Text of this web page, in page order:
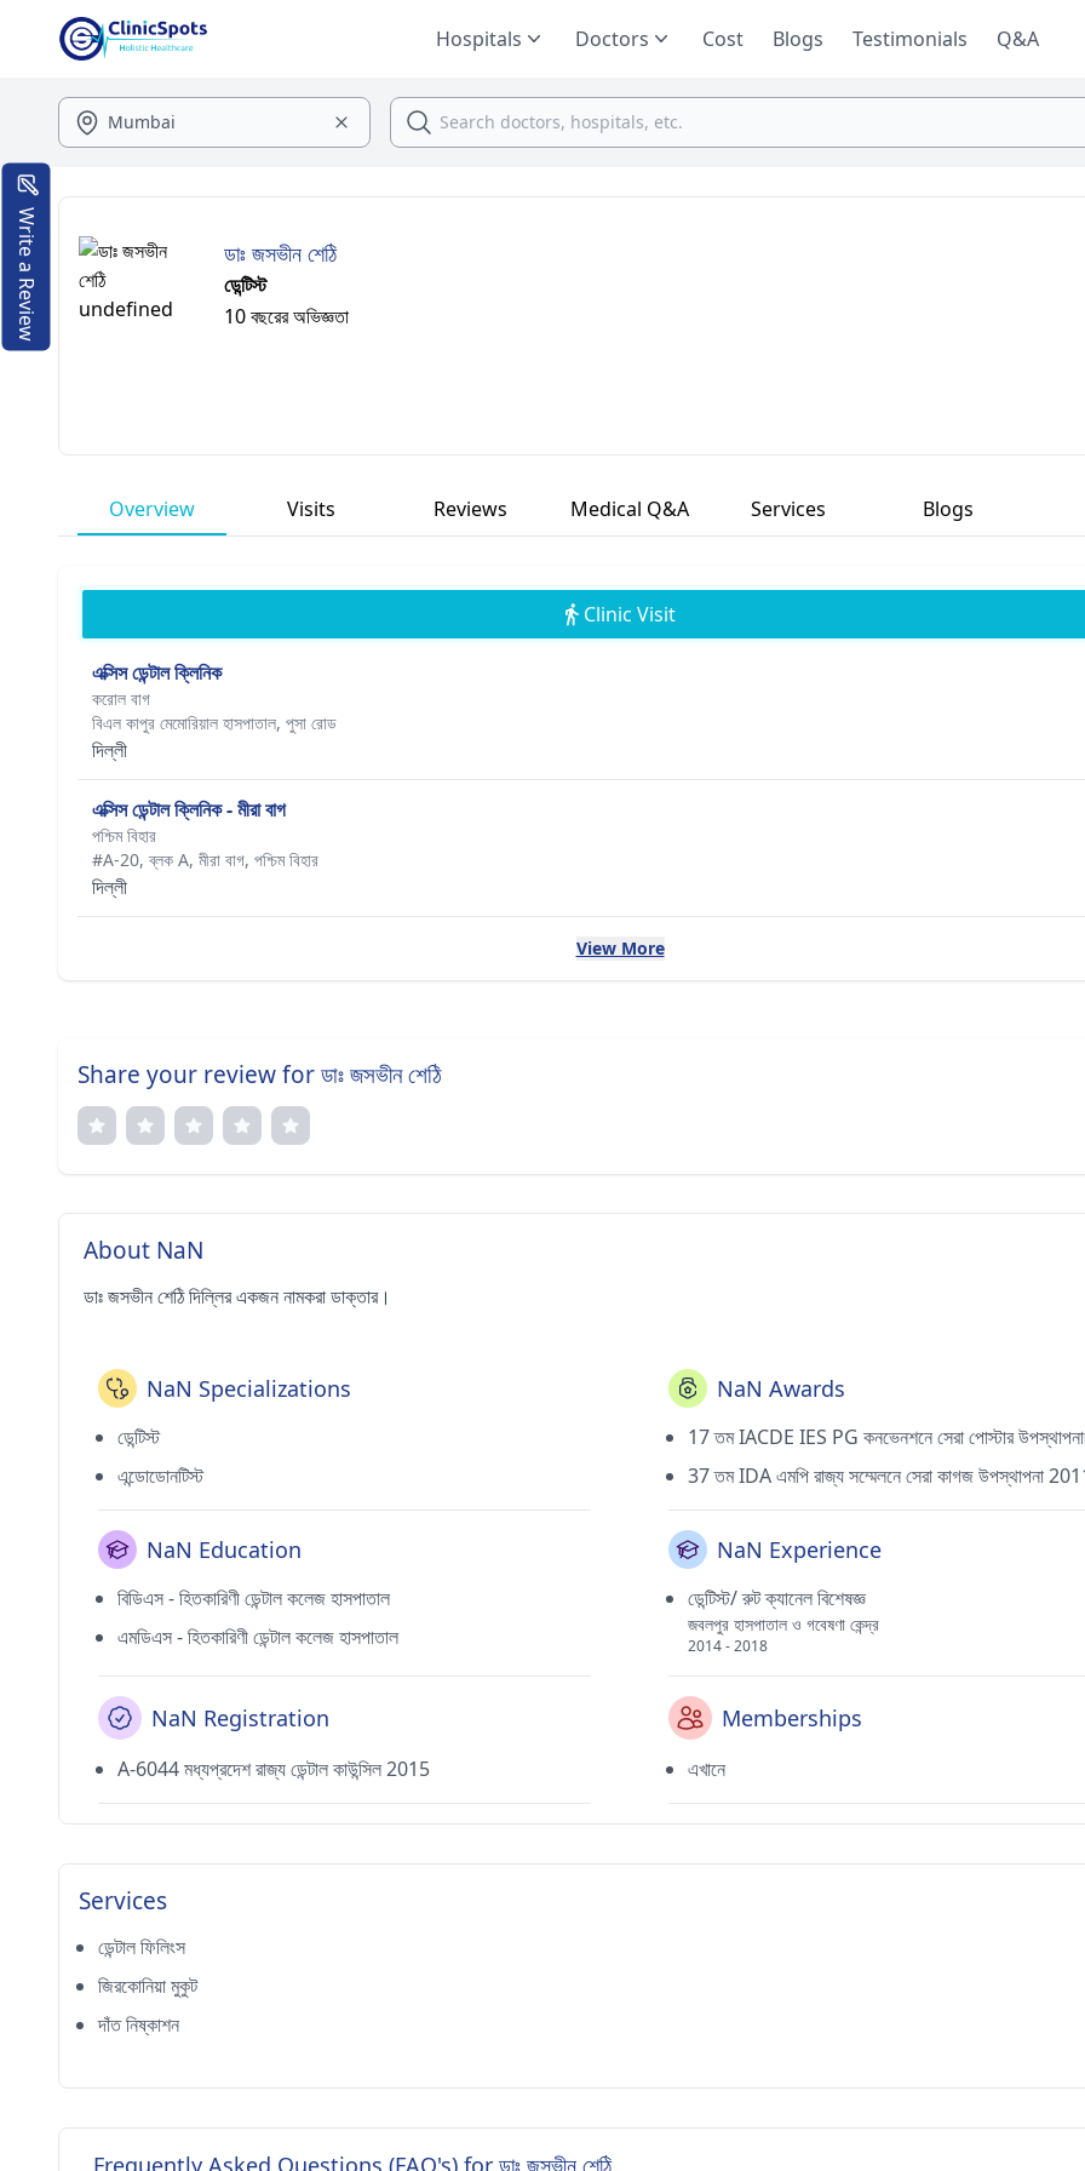
Hospitals Doctors Cost Blogs Testimonials Q&A
ডাঃ জসভীন শেঠি
ডেন্টিস্ট
10 বছরের অভিজ্ঞতা
Overview Visits Reviews Medical Q&A Services Blogs
Clinic Visit
এক্সিস ডেন্টাল ক্লিনিক
করোল বাগ
বিএল কাপুর মেমোরিয়াল হাসপাতাল, পুসা রোড
দিল্লী
এক্সিস ডেন্টাল ক্লিনিক - মীরা বাগ
পশ্চিম বিহার
#A-20, ব্লক A, মীরা বাগ, পশ্চিম বিহার
দিল্লী
View More
Share your review for ডাঃ জসভীন শেঠি
About NaN
ডাঃ জসভীন শেঠি দিল্লির একজন নামকরা ডাক্তার।
NaN Specializations
ডেন্টিস্ট
এন্ডোডোনটিস্ট
NaN Awards
17 তম IACDE IES PG কনভেনশনে সেরা পোস্টার
37 তম IDA এমপি রাজ্য সম্মেলনে সেরা কাগজ উপস্থাপনা
NaN Education
বিডিএস - হিতকারিণী ডেন্টাল কলেজ হাসপাতাল
এমডিএস - হিতকারিণী ডেন্টাল কলেজ হাসপাতাল
NaN Experience
ডেন্টিস্ট/ রুট ক্যানেল বিশেষজ্ঞ
জবলপুর হাসপাতাল ও গবেষণা কেন্দ্র
2014 - 2018
NaN Registration
A-6044 মধ্যপ্রদেশ রাজ্য ডেন্টাল কাউন্সিল 2015
Memberships
এখানে
Services
ডেন্টাল ফিলিংস
জিরকোনিয়া মুকুট
দাঁত নিষ্কাশন
Frequently Asked Questions (FAQ's) for ডাঃ জসভীন শেঠি
Write a Review